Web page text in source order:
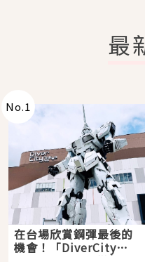
最
No.1
在台場欣賞鋼彈最後的
機會！「DiverCity